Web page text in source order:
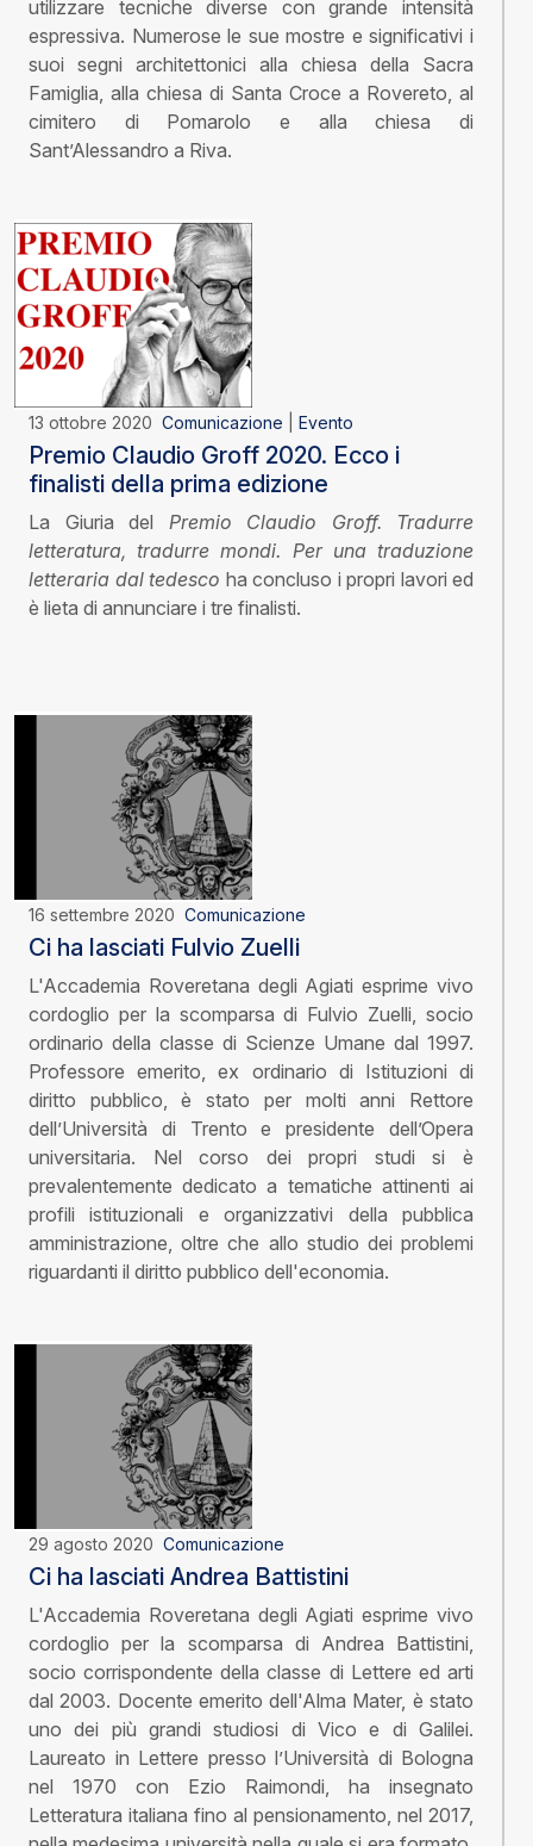
utilizzare tecniche diverse con grande intensità
espressiva. Numerose le sue mostre e significativi i
suoi segni architettonici alla chiesa della Sacra
Famiglia, alla chiesa di Santa Croce a Rovereto, al
cimitero di Pomarolo e alla chiesa di
Sant’Alessandro a Riva.
13 ottobre 2020 Comunicazione Evento
Premio Claudio Groff 2020. Ecco i
finalisti della prima edizione
La Giuria del Premio Claudio Groff. Tradurre
letteratura, tradurre mondi. Per una traduzione
letteraria dal tedesco ha concluso i propri lavori ed
è lieta di annunciare i tre finalisti.
16 settembre 2020 Comunicazione
Ci ha lasciati Fulvio Zuelli
L'Accademia Roveretana degli Agiati esprime vivo
cordoglio per la scomparsa di Fulvio Zuelli, socio
ordinario della classe di Scienze Umane dal 1997.
Professore emerito, ex ordinario di Istituzioni di
diritto pubblico, è stato per molti anni Rettore
dell’Università di Trento e presidente dell’Opera
universitaria. Nel corso dei propri studi si è
prevalentemente dedicato a tematiche attinenti ai
profili istituzionali e organizzativi della pubblica
amministrazione, oltre che allo studio dei problemi
riguardanti il diritto pubblico dell'economia.
29 agosto 2020 Comunicazione
Ci ha lasciati Andrea Battistini
L'Accademia Roveretana degli Agiati esprime vivo
cordoglio per la scomparsa di Andrea Battistini,
socio corrispondente della classe di Lettere ed arti
dal 2003. Docente emerito dell'Alma Mater, è stato
uno dei più grandi studiosi di Vico e di Galilei.
Laureato in Lettere presso l’Università di Bologna
nel 1970 con Ezio Raimondi, ha insegnato
Letteratura italiana fino al pensionamento, nel 2017,